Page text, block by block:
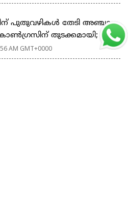
പുതുവഴികൾ തേടി അഞ്ചാം
തുടക്കമായി; മ...
AM GMT+0000